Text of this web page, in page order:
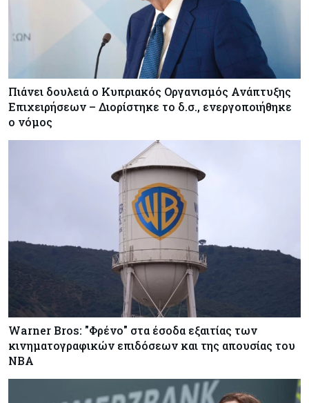
Πιάνει δουλειά ο Κυπριακός Οργανισμός Ανάπτυξης
Επιχειρήσεων – Διορίστηκε το δ.σ., ενεργοποιήθηκε
ο νόμος
Warner Bros: "Φρένο" στα έσοδα εξαιτίας των
κινηματογραφικών επιδόσεων και της απουσίας του
NBA